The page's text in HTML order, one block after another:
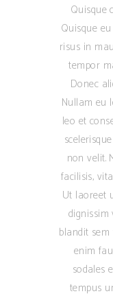
Quisque
Quisque
risus in
tempor
Donec
Nullam eu
leo et
non velit.
facilisis,
Ut laoreet
blandit
enim
sodales
tempus